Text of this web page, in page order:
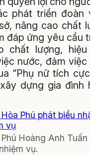
phát triển đoàn
nâng cao chất
đáp ứng yêu cầu
chất lượng, hiệu
nước, đảm việc
“Phụ nữ tích cực
dựng gia đình
Hoàng Anh Tuấn
vụ.